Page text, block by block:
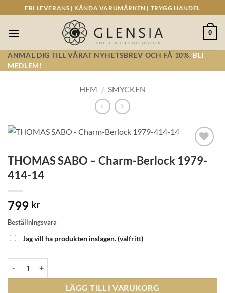
to
content
FRI LEVERANS | KÄNDA VARUMÄRKEN | TRYGG HANDEL
0
ANMÄL DIG TILL VÅRAT NYHETSBREV OCH FÅ 10%. BLI
MEDLEM!
HEM / SMYCKEN
Lägg till i
önskelistan!
THOMAS SABO – Charm-Berlock 1979-
414-14
799 kr
Beställningsvara
Jag vill ha produkten inslagen.(valfritt)
LÄGG TILL I VARUKORG